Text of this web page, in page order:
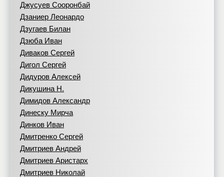
Джусуев Сооронбай
Дзаниер Леонардо
Дзугаев Билан
Дзюба Иван
Диваков Сергей
Дигол Сергей
Дидуров Алексей
Дикушина Н.
Димидов Александр
Динеску Мирча
Динков Иван
Дмитренко Сергей
Дмитриев Андрей
Дмитриев Аристарх
Дмитриев Николай